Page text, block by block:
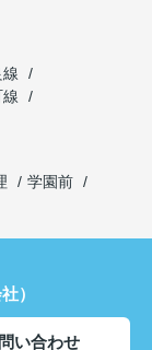
線
学園前
）
い合わせ